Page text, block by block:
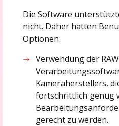
Die Software
nicht. Daher hatten
Optionen:
Verwendung der
Kameraherstellers,
fortschrittlich genug
gerecht zu werden.